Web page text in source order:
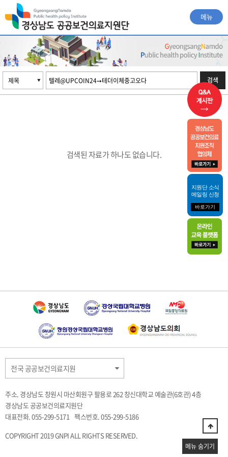
메뉴
검색
검색된 자료가 하나도 없습니다.
전국 공공보건의료지원
주소. 경상남도 창원시 마산회원구 팔용로 262 창신대학교 예술관(6호관) 4층
경상남도 공공보건의료지원단
대표전화. 055-299-5171 팩스번호. 055-299-5186
COPYRIGHT 2019 GNPI ALL RIGHTS RESERVED.
지원단 소식
메일링 신청
바로가기
메뉴 숨기기